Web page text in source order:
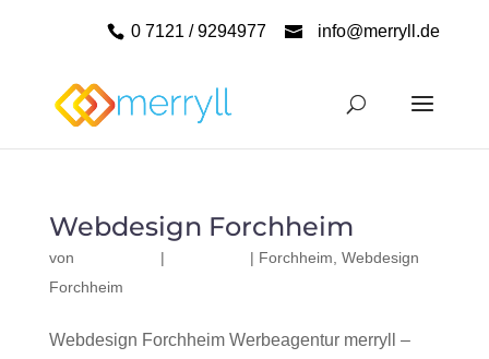
0 7121 / 9294977 info@merryll.de
Webdesign Forchheim
von | | Forchheim Webdesign
Forchheim
Webdesign Forchheim Werbeagentur merryll –